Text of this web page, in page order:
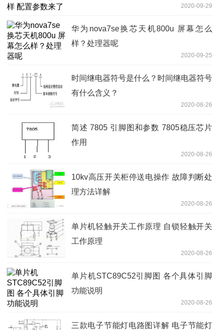
2020-09-29
华为nova7se换芯天机800u 屏幕怎么
样？处理器呢
2020-09-25
时间继电器符号是什么？时间继电器符号
有什么含义？
2020-08-26
简述 7805 引脚图和参数 7805稳压芯片
作用
2020-08-26
10kv高压开关柜停送电操作 故障判断处
理方法详解
2020-08-26
单片机轻触开关工作原理 自锁轻触开关
工作原理
2020-08-26
单片机STC89C52引脚图 各个具体引脚
功能说明
2020-08-26
三款电子节能灯电路图详解 电子节能灯